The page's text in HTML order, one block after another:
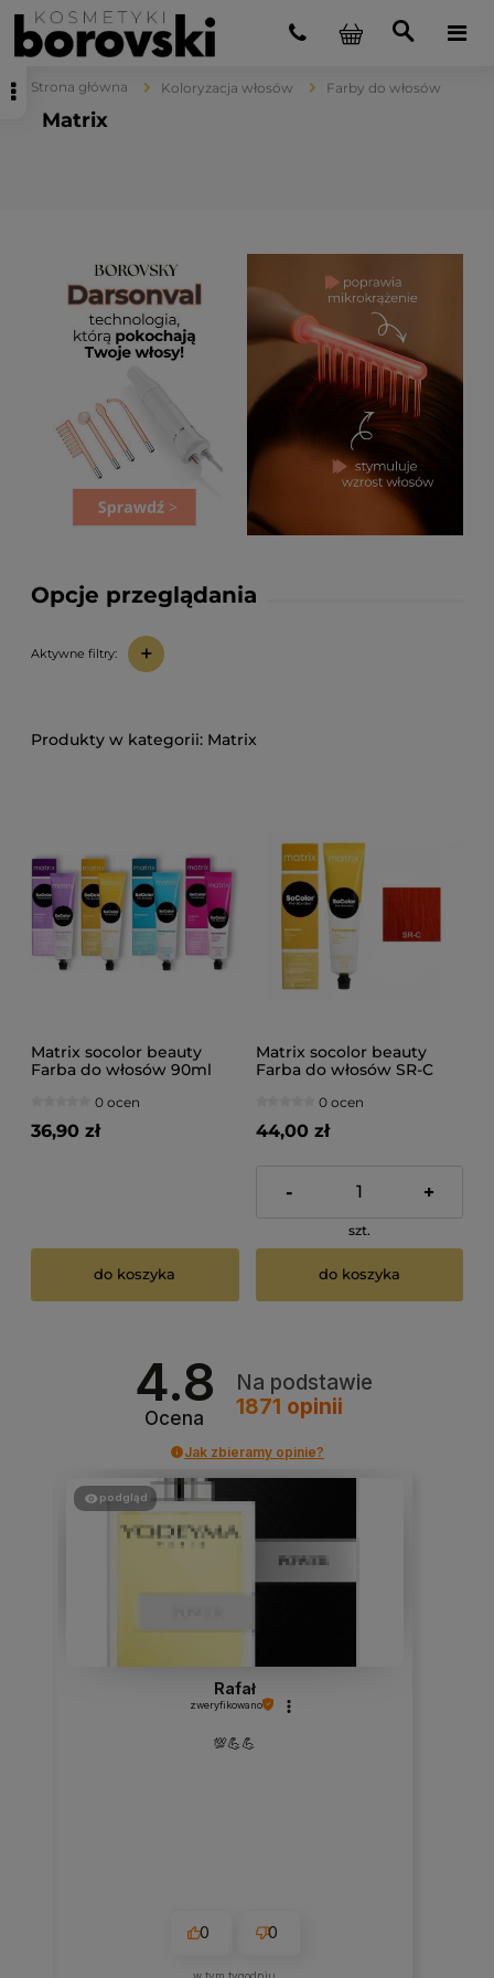
Strona główna Koloryzacja włosów Farby do włosów
Matrix
Opcje przeglądania
Aktywne filtry: +
Matrix
Matrix socolor beauty
Farba do włosów 90ml
0 ocen
36,90 zł
do koszyka
Matrix socolor beauty
Farba do włosów SR-C
0 ocen
44,00 zł
- +
szt.
do koszyka
4.8
Ocena
Na podstawie
1871 opinii
Jak zbieramy opinie?
podgląd
Rafał
zweryfikowano
💯💪💪
0 0
w tym tygodniu